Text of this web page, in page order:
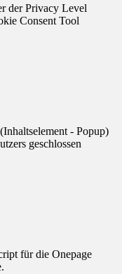
der Privacy Level
Consent Tool
- Popup)
geschlossen
für die Onepage